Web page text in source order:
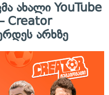
ახალი YouTube
Creator
არხზე